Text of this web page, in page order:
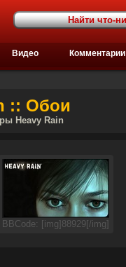
Видео Комментарии
:: Обои
Heavy Rain
BBCode: [img]88929[/img]